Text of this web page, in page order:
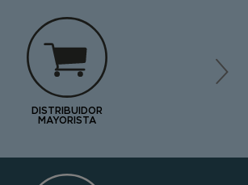
DISTRIBUIDOR
MAYORISTA